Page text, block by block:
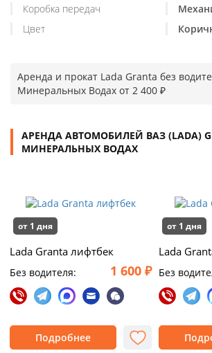
Коробка передач
Цвет
Аренда и прокат Lada Granta без
Минеральных Водах от 2 400 ₽
АРЕНДА АВТОМОБИЛЕЙ ВАЗ (LADA)
МИНЕРАЛЬНЫХ ВОДАХ
от 1 дня
Lada Granta лифтбек
Без водителя: 1 600 ₽
Подробнее
от 1 дня
Lada
Без